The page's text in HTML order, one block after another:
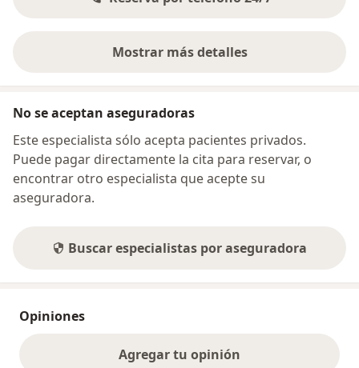
Mostrar más detalles
sobre la dirección
No se aceptan aseguradoras
Este especialista sólo acepta pacientes privados.
Puede pagar directamente la cita para reservar, o
encontrar otro especialista que acepte su
aseguradora.
Buscar especialistas por aseguradora
Opiniones
Agregar tu opinión